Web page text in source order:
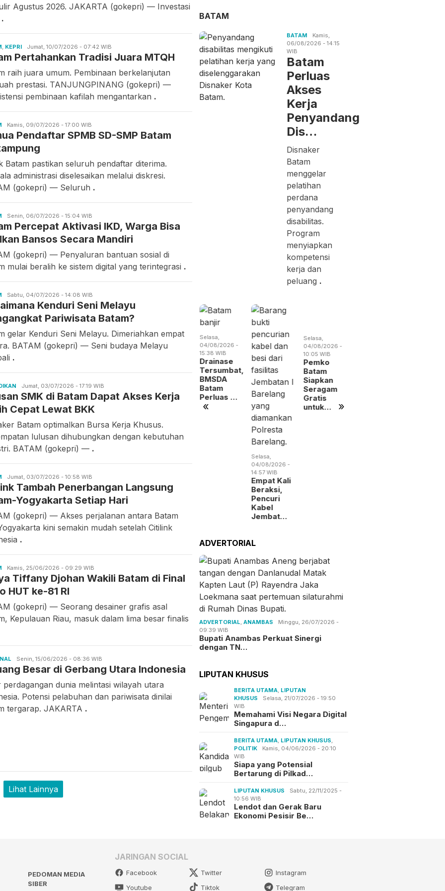
Agustus 2026. JAKARTA (gokepri) — Investasi
.
, KEPRI Candra
Gunawan
Jumat, 10/07/2026 - 07:42 WIB
Pertahankan Tradisi Juara MTQH
raih juara umum. Pembinaan berkelanjutan
prestasi. TANJUNGPINANG (gokepri) —
pembinaan kafilah mengantarkan .
Candra
Gunawan
Kamis, 09/07/2026 - 17:00 WIB
Pendaftar SPMB SD-SMP Batam
Batam pastikan seluruh pendaftar diterima.
administrasi diselesaikan melalui diskresi.
(gokepri) — Seluruh .
Candra
Gunawan
Senin, 06/07/2026 - 15:04 WIB
Percepat Aktivasi IKD, Warga Bisa
Bansos Secara Mandiri
(gokepri) — Penyaluran bantuan sosial di
mulai beralih ke sistem digital yang terintegrasi .
Candra
Gunawan
Sabtu, 04/07/2026 - 14:08 WIB
Kenduri Seni Melayu
Pariwisata Batam?
gelar Kenduri Seni Melayu. Dimeriahkan empat
BATAM (gokepri) — Seni budaya Melayu
.
Candra
Gunawan
Jumat, 03/07/2026 - 17:19 WIB
SMK di Batam Dapat Akses Kerja
Cepat Lewat BKK
Batam optimalkan Bursa Kerja Khusus.
lulusan dihubungkan dengan kebutuhan
BATAM (gokepri) — .
Candra
Gunawan
Jumat, 03/07/2026 - 10:58 WIB
Tambah Penerbangan Langsung
Yogyakarta Setiap Hari
(gokepri) — Akses perjalanan antara Batam
kini semakin mudah setelah Citilink
.
Candra
Gunawan
Kamis, 25/06/2026 - 09:29 WIB
Tiffany Djohan Wakili Batam di Final
HUT ke-81 RI
(gokepri) — Seorang desainer grafis asal
Kepulauan Riau, masuk dalam lima besar finalis
Candra
Gunawan
Senin, 15/06/2026 - 08:36 WIB
Besar di Gerbang Utara Indonesia
dunia melintasi wilayah utara
Potensi pelabuhan dan pariwisata dinilai
tergarap. JAKARTA .
Lihat Lainnya
BATAM
BATAM
Kamis,
06/08/2026 - 14:15
WIB
Batam
Perluas
Akses
Kerja
Penyandang
Dis…
Disnaker
Batam
menggelar
pelatihan
perdana
penyandang
disabilitas.
Program
menyiapkan
kompetensi
kerja dan
peluang .
« »
2026 -
WIB
Kali
Selasa,
04/08/2026 -
Batam
Seragam
Gratis
untuk…
Selasa,
04/08/2026 -
Tahunan
Pemko
Batam …
19:02 WIB
Alokasi
Selasa,
04/08/2026 -
15:38 WIB
Drainase
Tersumbat,
BMSDA
Batam
Perluas …
Selasa,
04/08/2026 -
14:57 WIB
Empat Kali
Beraksi,
Pencuri
Kabel
Jembat…
Selasa,
04/08/2026 -
10:05 WIB
Pemko
Batam
Siapkan
Seragam
Gratis
ADVERTORIAL
ADVERTORIAL ,ANAMBAS
Minggu, 26/07/2026 -
09:39 WIB
Bupati Anambas Perkuat Sinergi
dengan TN…
LIPUTAN KHUSUS
BERITA UTAMA LIPUTAN
KHUSUS
Selasa, 21/07/2026 - 19:50
WIB
Memahami Visi Negara Digital
Singapura d…
BERITA UTAMA LIPUTAN KHUSUS
POLITIK
Kamis, 04/06/2026 - 20:10
WIB
Siapa yang Potensial
Bertarung di Pilkad…
LIPUTAN KHUSUS
Sabtu, 22/11/2025 -
10:56 WIB
Lendot dan Gerak Baru
Ekonomi Pesisir Be…
PEDOMAN MEDIA
SIBER
JARINGAN SOCIAL
Facebook Twitter
Instagram
Youtube
Tiktok Telegram